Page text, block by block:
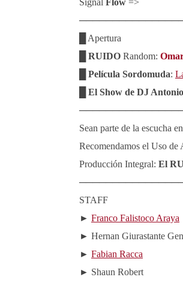
█ Apertura
RUIDO Random:
Película Sordomuda:
El Show de DJ
Sean parte de la escucha
Recomendamos el Uso
Producción Integral: El
STAFF
► Franco Falistoco Araya
► Hernan Giurastante
► Fabian Racca
► Shaun Robert